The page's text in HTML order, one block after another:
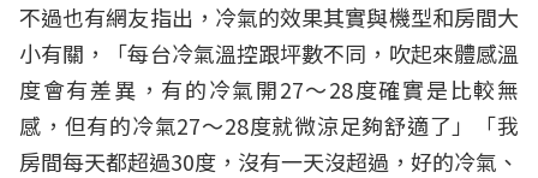
不過也有網友指出，冷氣的效果其實與機型和房間大
小有關，「每台冷氣溫控跟坪數不同，吹起來體感溫
度會有差異，有的冷氣開27～28度確實是比較無
感，但有的冷氣27～28度就微涼足夠舒適了」「我
房間每天都超過30度，沒有一天沒超過，好的冷氣、